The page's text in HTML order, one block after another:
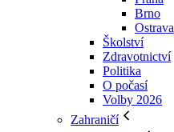
Brno
Ostrava
Školství
Zdravotnictví
Politika
O počasí
Volby 2026
Zahraničí